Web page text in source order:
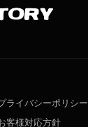
ライバシーポリシー
客様対応方針